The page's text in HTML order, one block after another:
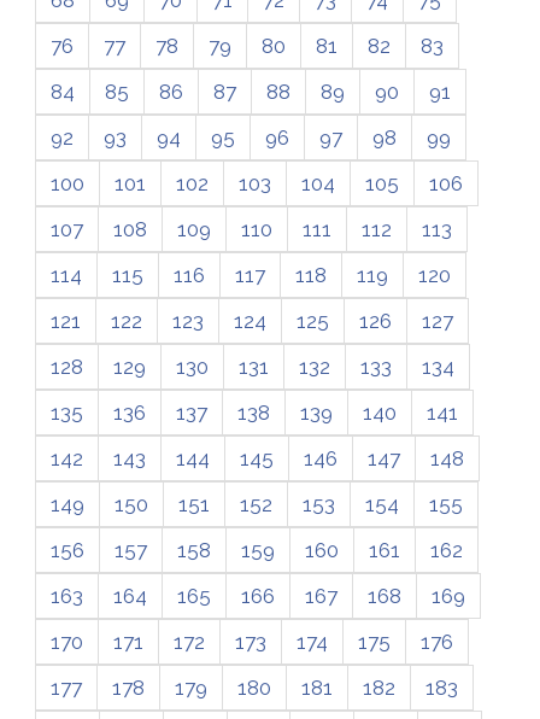
76
77 78 79 80 81 82
83
84
85 86 87 88 89 90
91
92
93 94 95 96 97 98
99
100
101 102 103 104 105
106
107
108 109 110 111 112
113
114
115 116 117 118 119
120
121
122 123 124 125 126
127
128
129 130 131 132 133
134
135
136 137 138 139 140
141
142
143 144 145 146 147
148
149
150 151 152 153 154
155
156
157 158 159 160 161
162
163
164 165 166 167 168
169
170
171 172 173 174 175
176
177
178 179 180 181 182
183